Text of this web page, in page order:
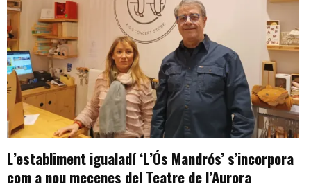
L’establiment igualadí ‘L’Ós Mandrós’ s’incorpora
com a nou mecenes del Teatre de l’Aurora